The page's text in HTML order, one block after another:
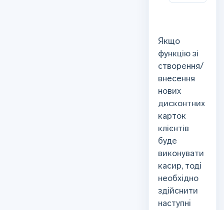
Якщо
функцію зі
створення/
внесення
нових
дисконтних
карток
клієнтів
буде
виконувати
касир, тоді
необхідно
здійснити
наступні